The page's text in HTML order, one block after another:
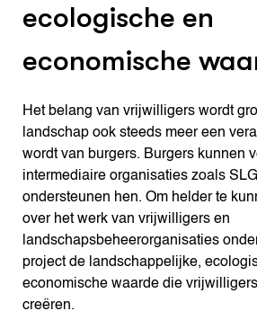
ecologische en
economische
Het belang van vrijwilligers wordt
landschap ook steeds meer een
wordt van burgers. Burgers kunnen
intermediaire organisaties zoals
ondersteunen hen. Om helder te
over het werk van vrijwilligers en
landschapsbeheerorganisaties
project de landschappelijke,
economische waarde die
creëren.